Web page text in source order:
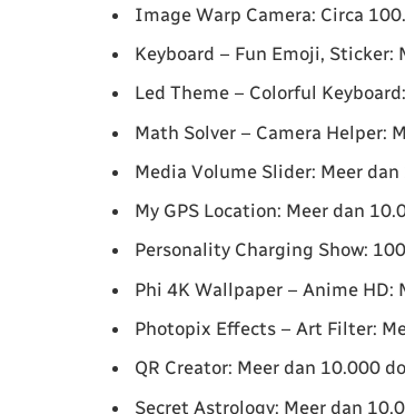
Image Warp Camera: Circa
Keyboard – Fun Emoji, Sticker:
Led Theme – Colorful
Math Solver – Camera Helper:
Media Volume Slider: Meer
My GPS Location: Meer dan
Personality Charging Show:
Phi 4K Wallpaper – Anime HD:
Photopix Effects – Art Filter:
QR Creator: Meer dan 10.000
Secret Astrology: Meer dan